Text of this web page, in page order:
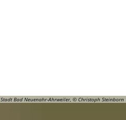
Stadt Bad Neuenahr-Ahrweiler, © Christoph Steinborn